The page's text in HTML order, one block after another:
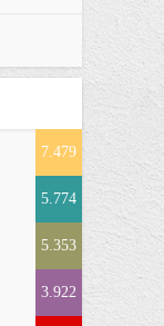
7.479
5.774
5.353
3.922